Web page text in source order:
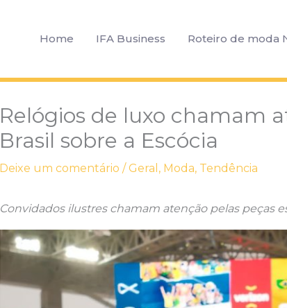
Home IFA Business Roteiro de moda
Relógios de luxo chamam
Brasil sobre a Escócia
Deixe um comentário / Geral , Moda, Tendência
Convidados ilustres chamam atenção pelas peças